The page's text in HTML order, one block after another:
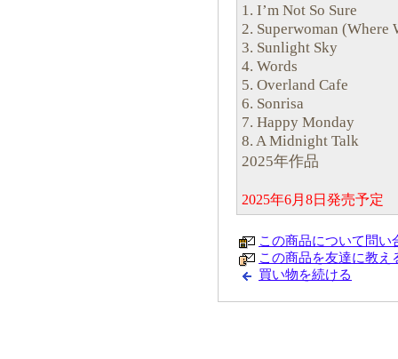
1. I’m Not So Sure
2. Superwoman (Where
3. Sunlight Sky
4. Words
5. Overland Cafe
6. Sonrisa
7. Happy Monday
8. A Midnight Talk
2025年作品
2025年6月8日発売予定
この商品について問い
この商品を友達に教え
買い物を続ける